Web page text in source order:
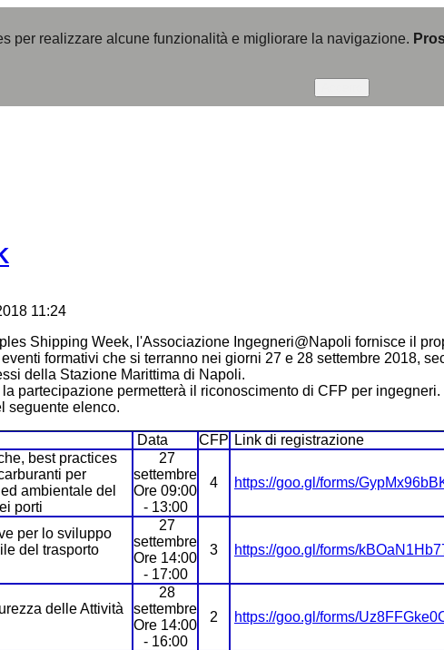
per realizzare alcune funzionalità e migliorare la navigazione.
11:24
Shipping Week, l'Associazione Ingegneri@Napoli fornisce il
formativi che si terranno nei giorni 27 e 28 settembre 2018,
della Stazione Marittima di Napoli.
partecipazione permetterà il riconoscimento di CFP per ingegneri.
seguente elenco.
Data CFP Link di registrazione
best practices
per
ambientale del
porti
27
settembre
Ore 09:00
- 13:00
4 https://goo.gl/forms/
per lo sviluppo
del trasporto
27
settembre
Ore 14:00
- 17:00
3 https://goo.gl/forms/
delle Attività
28
settembre
Ore 14:00
- 16:00
2 https://goo.gl/forms/